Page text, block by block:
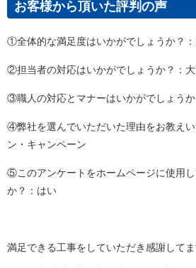
お客様から頂いた評判の声
①全体的な満足度はいかがでしょうか？：
②担当者の対応はいかがでしょうか？：大
③職人の対応とマナーはいかがでしょうか
④弊社を選んでいただいた理由をお教え
ン・キャンペーン
⑤このアンケートをホームページに使用
か？：はい
満足できる工事をしていただき感謝してま